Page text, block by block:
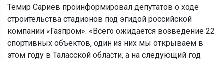
Темир Сариев проинформировал депутатов о ходе
строительства стадионов под эгидой российской
компании «Газпром». «Всего ожидается возведение 22
спортивных объектов, один из них мы открываем в
этом году в Таласской области, а на следующий год